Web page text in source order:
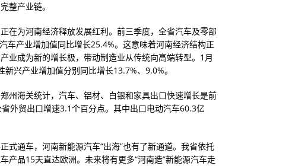
整产业链。
在为河南经济释放发展红利。前三季度，全省汽车及零部
车产业增加值同比增长25.4%。这意味着河南经济结构正
业成为新的增长极，带动制造业从传统向高端转型。1月
兴产业增加值分别同比增长13.7%、9.0%。
州海关统计，汽车、铝材、白银和家具出口快速增长是前
外贸出口增速3.1个百分点。其中出口电动汽车60.3亿
式通车，河南新能源汽车“出海”也有了新通道。我省依托
产品15天直达欧洲。未来将有更多“河南造”新能源汽车走